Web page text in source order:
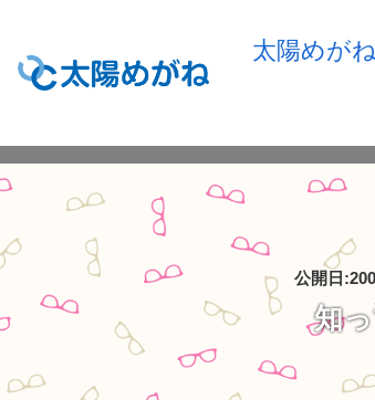
太陽めが
公開日
知